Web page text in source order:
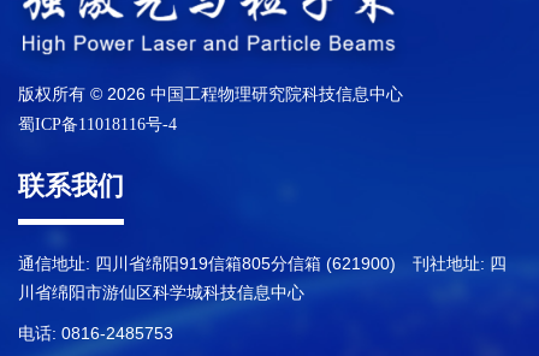
版权所有 © 2026 中国工程物理研究院科技信息中心
蜀ICP备11018116号-4
联系我们
通信地址: 四川省绵阳919信箱805分信箱 (621900) 刊社地址: 四
川省绵阳市游仙区科学城科技信息中心
电话: 0816-2485753